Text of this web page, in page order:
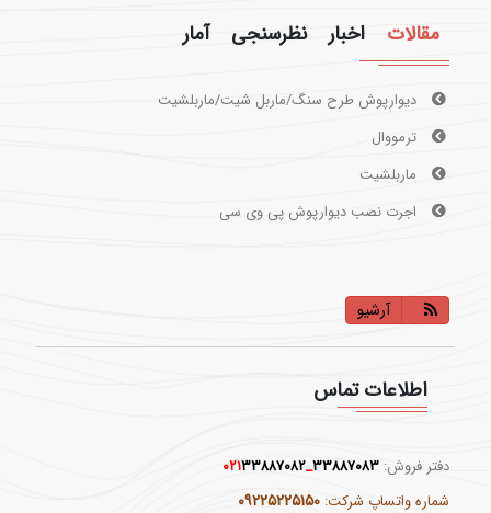
مقالات اخبار نظرسنجی آمار
ترمووال
ماربلشیت
اجرت نصب دیوارپوش پی وی سی
دیوارپوش طرح سنگ/ماربل شیت/ماربلشیت
آرشیو
اطلاعات تماس
دفتر فروش: ۳۳۸۸۷۰۸۳_۰۲۱۳۳۸۸۷۰۸۲
شماره واتساپ شرکت: ۰۹۲۲۵۲۲۵۱۵۰